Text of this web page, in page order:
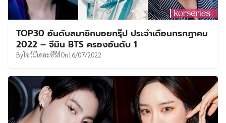
TOP30 อันดับสมาชิกบอยกรุ๊ป ประจำเดือนกรกฎาคม
2022 – จีมิน BTS ครองอันดับ 1
Byโชว์มีเดอะซีรีส์On16/07/2022